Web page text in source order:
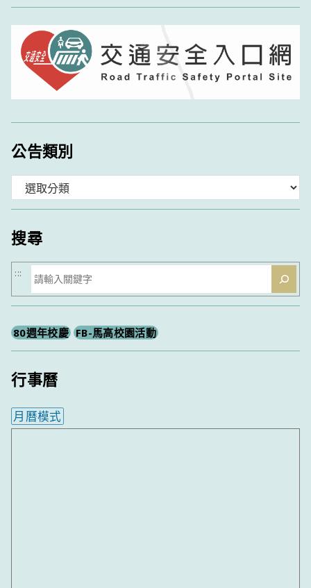
公告類別
類
搜尋
搜
尋
:::
80週年校慶 FB-馬高校園活動
行事曆
月曆模式